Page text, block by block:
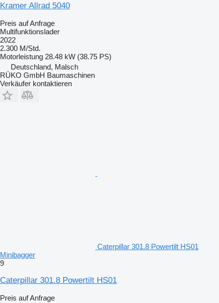
Kramer Allrad 5040
Preis auf Anfrage
Multifunktionslader
2022
2.300 M/Std.
Motorleistung 28.48 kW (38.75 PS)
Deutschland, Malsch
RÜKO GmbH Baumaschinen
Verkäufer kontaktieren
Caterpillar 301.8 Powertilt HS01
Minibagger
9
Caterpillar 301.8 Powertilt HS01
Preis auf Anfrage